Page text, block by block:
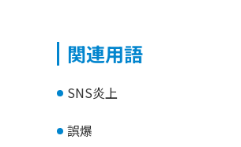
関連用語
SNS炎上
誤爆